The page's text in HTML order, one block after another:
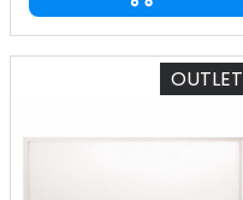
OUTLET